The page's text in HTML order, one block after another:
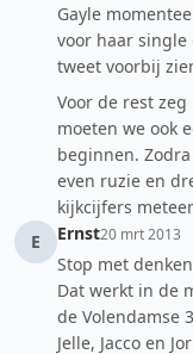
Gayle
voor haar single
tweet voorbij
Voor de rest
moeten we ook
beginnen.
even ruzie en
kijkcijfers
E
Ernst20 mrt 2013
Stop met
Dat werkt in de
de Volendamse
Jelle, Jacco en